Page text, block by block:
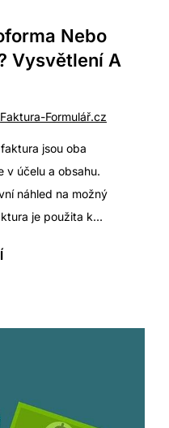
Nebo
Vysvětlení A
Faktura-Formulář.cz
jsou oba
v účelu a obsahu.
náhled na možný
je použita k...
t